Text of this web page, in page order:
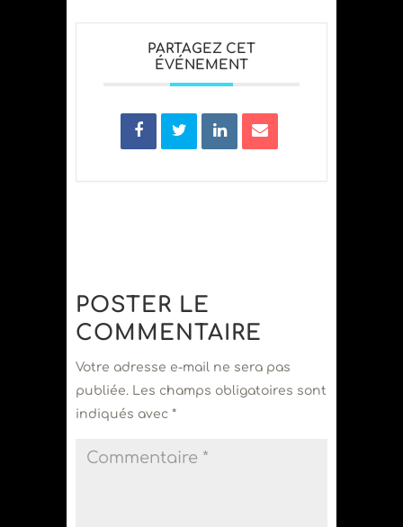
PARTAGEZ CET
ÉVÉNEMENT
POSTER LE
COMMENTAIRE
Votre adresse e-mail ne sera pas
publiée. Les champs obligatoires sont
indiqués avec *